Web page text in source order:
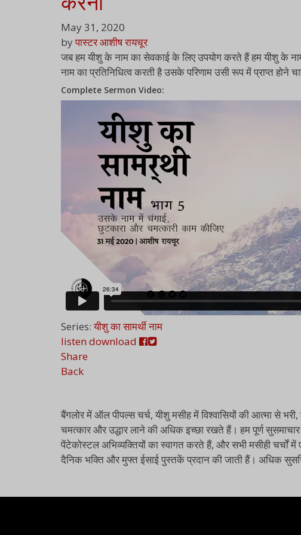
May 31, 2020
byपास्टर आशीष रायचूर
जब हम यीशु के नाम का सेवकाई के लिए उपयोग करते हैं हम यीशु के
नाम का प्रतिनिधित्व करती है उसके परिणाम उसी रूप में प्राप्त होने
Complete Sermon Video:
Series:यीशु का सामर्थी नाम
listen download
Share
Back
बैंगलोर में ऑल पीपल्स चर्च, यीशु मसीह में विश्वासियों की आत्मा से
चमत्कार और उद्धार लाने की अधिक इच्छा रखते हैं। हम पूर्ण
पेंटेकोस्टल अभिव्यक्तियों का स्वागत करते हैं, और सभी मसीही
दैनिक भक्ति और मुफ्त ईसाई पुस्तकें प्रदान की जाती हैं। अधिक